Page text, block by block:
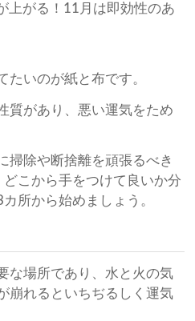
たいのが紙と布です。
質があり、悪い運気をため
掃除や断捨離を頑張るべき
こから手をつけて良いか分
所から始めましょう。
な場所であり、水と火の気
崩れるといちぢるしく運気